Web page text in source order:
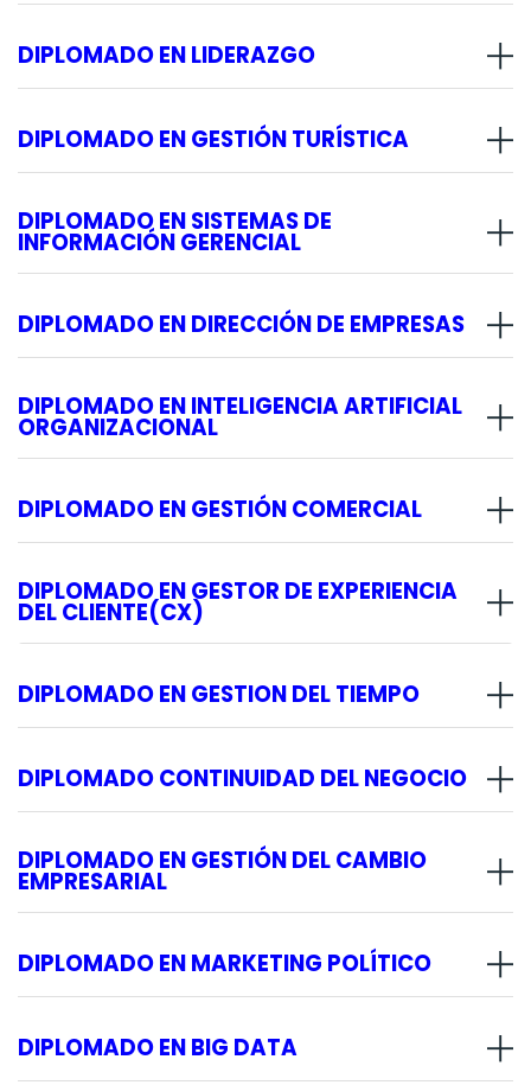
DIPLOMADO EN LIDERAZGO
DIPLOMADO EN GESTIÓN TURÍSTICA
DIPLOMADO EN SISTEMAS DE
INFORMACIÓN GERENCIAL
DIPLOMADO EN DIRECCIÓN DE EMPRESAS
DIPLOMADO EN INTELIGENCIA ARTIFICIAL
ORGANIZACIONAL
DIPLOMADO EN GESTIÓN COMERCIAL
DIPLOMADO EN GESTOR DE EXPERIENCIA
DEL CLIENTE(CX)
DIPLOMADO EN GESTION DEL TIEMPO
DIPLOMADO CONTINUIDAD DEL NEGOCIO
DIPLOMADO EN GESTIÓN DEL CAMBIO
EMPRESARIAL
DIPLOMADO EN MARKETING POLÍTICO
DIPLOMADO EN BIG DATA